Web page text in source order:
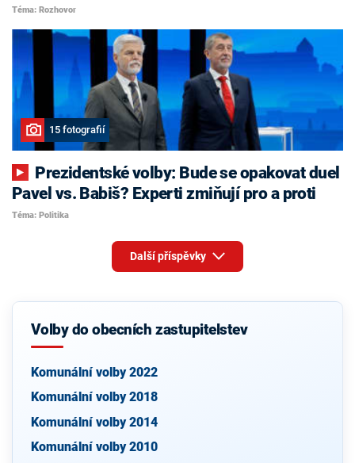
Téma: Rozhovor
15 fotografií
Pavel vs. Babiš? Experti zmiňují pro a proti
Téma: Politika
Další příspěvky
Volby do obecních zastupitelstev
Komunální volby 2022
Komunální volby 2018
Komunální volby 2014
Komunální volby 2010